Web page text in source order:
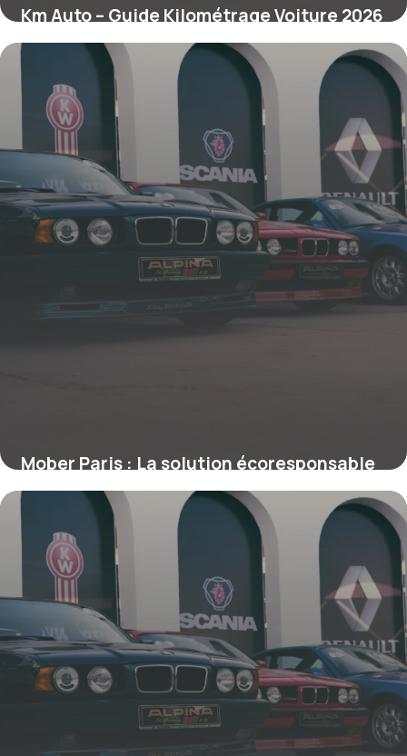
Km Auto – Guide Kilométrage Voiture 2026
5 mai 2026
Mober Paris : La solution écoresponsable
pour la mobilité urbaine